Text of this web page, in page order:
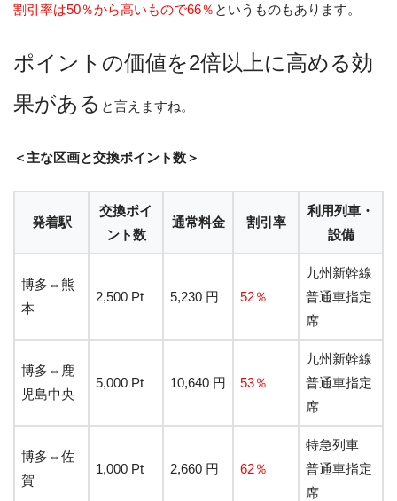
割引率は50％から高いもので66％ というものもあります。
ポイントの価値を2倍以上に高める効
果がある と言えますね。
＜主な区画と交換ポイント数＞
発着駅
交換ポイ
ント数
通常料金 割引率
利用列車・
設備
博多⇔熊
本
2,500 Pt 5,230 円 52％
九州新幹線
普通車指定
席
博多⇔鹿
児島中央
5,000 Pt 10,640 円 53％
九州新幹線
普通車指定
席
博多⇔佐
賀
1,000 Pt 2,660 円 62％
特急列車
普通車指定
席